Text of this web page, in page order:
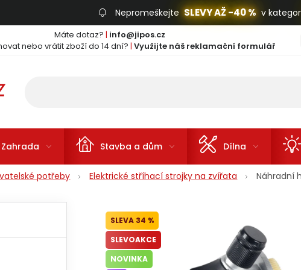
Nepromeškejte SLEVY AŽ -40 % v
Máte dotaz? | info@jipos.cz
nebo vrátit zboží do 14 dní? | Využijte náš reklamační formulář
Zahrada Stavba a dům Dílna
potřeby Elektrické stříhací strojky na zvířata Náhradní
34 %
SLEVOAKCE
NOVINKA